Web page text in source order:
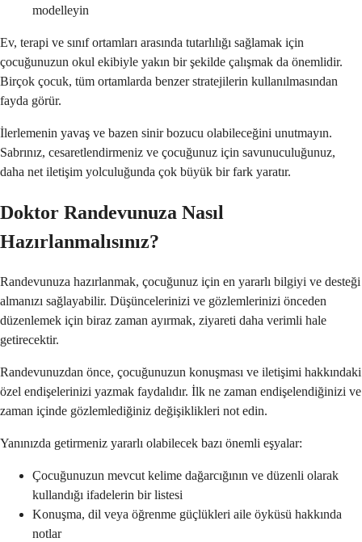
modelleyin
Ev, terapi ve sınıf ortamları arasında tutarlılığı sağlamak için
çocuğunuzun okul ekibiyle yakın bir şekilde çalışmak da önemlidir.
Birçok çocuk, tüm ortamlarda benzer stratejilerin kullanılmasından
fayda görür.
İlerlemenin yavaş ve bazen sinir bozucu olabileceğini unutmayın.
Sabrınız, cesaretlendirmeniz ve çocuğunuz için savunuculuğunuz,
daha net iletişim yolculuğunda çok büyük bir fark yaratır.
Doktor Randevunuza Nasıl
Hazırlanmalısınız?
Randevunuza hazırlanmak, çocuğunuz için en yararlı bilgiyi ve desteği
almanızı sağlayabilir. Düşüncelerinizi ve gözlemlerinizi önceden
düzenlemek için biraz zaman ayırmak, ziyareti daha verimli hale
getirecektir.
Randevunuzdan önce, çocuğunuzun konuşması ve iletişimi hakkındaki
özel endişelerinizi yazmak faydalıdır. İlk ne zaman endişelendiğinizi ve
zaman içinde gözlemlediğiniz değişiklikleri not edin.
Yanınızda getirmeniz yararlı olabilecek bazı önemli eşyalar:
Çocuğunuzun mevcut kelime dağarcığının ve düzenli olarak
kullandığı ifadelerin bir listesi
Konuşma, dil veya öğrenme güçlükleri aile öyküsü hakkında
notlar